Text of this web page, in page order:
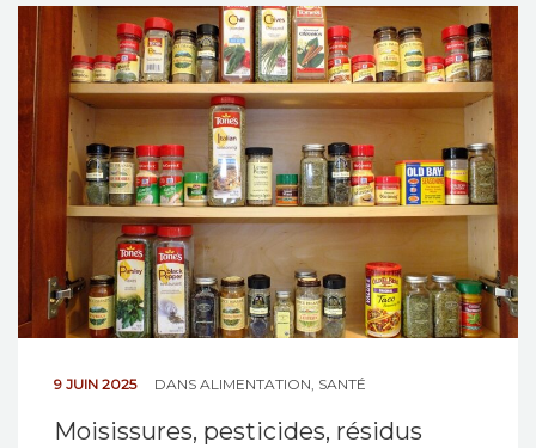
9 JUIN 2025 DANS ALIMENTATION, SANTÉ
Moisissures, pesticides, résidus